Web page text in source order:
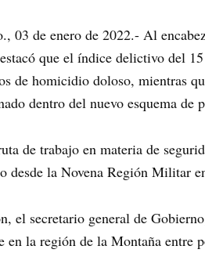
03 de enero de 2022.- Al
que el índice delictivo del
de homicidio doloso, mientras
dentro del nuevo esquema de
de trabajo en materia de
desde la Novena Región Militar
el secretario general de
en la región de la Montaña